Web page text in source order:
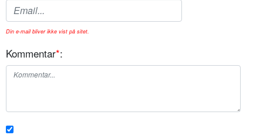
Din e-mail bliver ikke vist på sitet.
Kommentar*: